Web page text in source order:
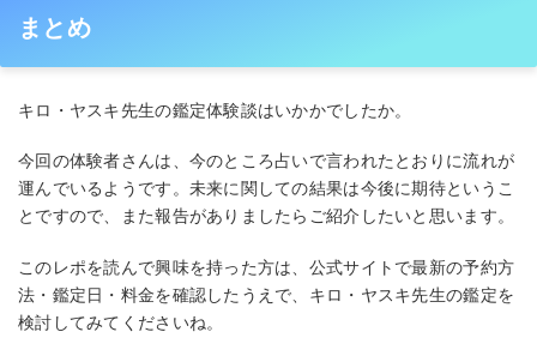
まとめ
キロ・ヤスキ先生の鑑定体験談はいかかでしたか。
今回の体験者さんは、今のところ占いで言われたとおりに流れが
運んでいるようです。未来に関しての結果は今後に期待というこ
とですので、また報告がありましたらご紹介したいと思います。
このレポを読んで興味を持った方は、公式サイトで最新の予約方
法・鑑定日・料金を確認したうえで、キロ・ヤスキ先生の鑑定を
検討してみてくださいね。